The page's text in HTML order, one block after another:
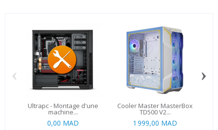
Ultrapc - Montage d'une
machine...
0,00 MAD
Cooler Master MasterBox
TD500 V2...
1 999,00 MAD
‹ ›